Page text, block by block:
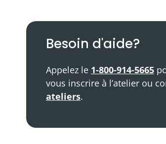
Besoin d'aide?
Appelez le 1-800-914-5665
vous inscrire à l’atelier ou
ateliers.